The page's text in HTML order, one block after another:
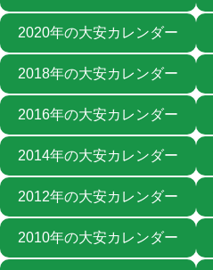
2020年の大安カレンダー
2018年の大安カレンダー
2016年の大安カレンダー
2014年の大安カレンダー
2012年の大安カレンダー
2010年の大安カレンダー